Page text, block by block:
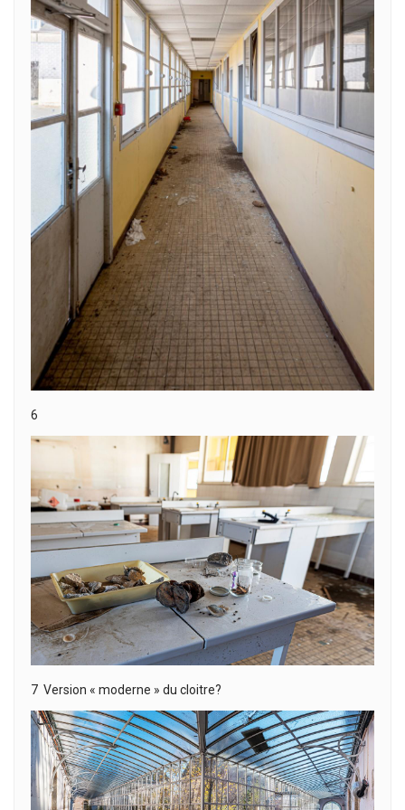
6
7 Version « moderne » du cloitre?